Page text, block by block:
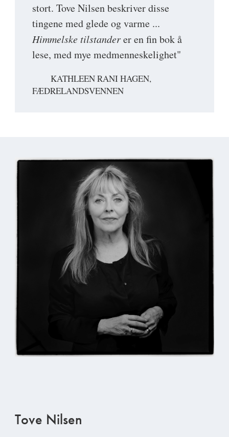
stort. Tove Nilsen beskriver disse
tingene med glede og varme ...
Himmelske tilstanderer en fin bok å
lese, med mye medmenneskelighet"
KATHLEEN RANI HAGEN,
FÆDRELANDSVENNEN
Tove Nilsen